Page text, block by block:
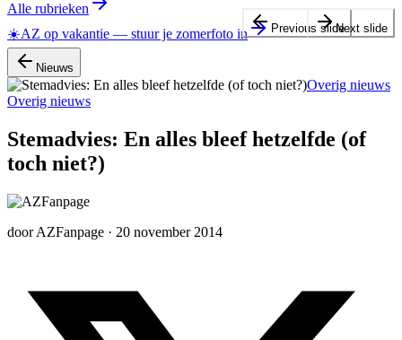
Alle rubrieken
☀️AZ op vakantie — stuur je zomerfoto in
Nieuws
Overig nieuws
Overig nieuws
Stemadvies: En alles bleef hetzelfde (of
toch niet?)
door AZFanpage · 20 november 2014
Previous slideNext slide